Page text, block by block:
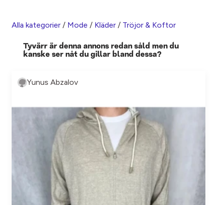
Alla kategorier / Mode / Kläder / Tröjor & Koftor
Tyvärr är denna annons redan såld men du
kanske ser nåt du gillar bland dessa?
Yunus Abzalov‎